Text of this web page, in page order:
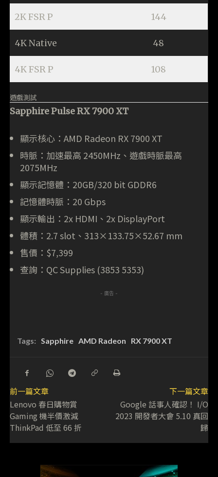
2K FSR P 144
4K Native 48
4K FSR P 108
遊戲測試
Sapphire Pulse RX 7900 XT
顯示核心：AMD Radeon RX 7900 XT
時脈：加速最高 2450MHz、遊戲時脈最高
2075MHz
顯示記憶體：20GB/320 bit GDDR6
記憶體時脈：20 Gbps
顯示輸出：2x HDMI、2x DisplayPort
體積：2.7 slot、313×133.75×52.67 mm
售價：$7,399
查詢：QC Supplies (3853 5353)
- 廣告 -
Tags: Sapphire AMD Radeon RX 7900 XT
前一篇文章
Lenovo 春日購物賞
Gaming 機半價激減
ThinkPad 低至 66 折
下一篇文章
Google 話事人確認！ I/O
2023 開發者大會 5.10 真回
歸